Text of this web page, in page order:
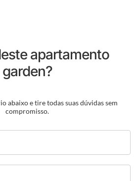
apartamento
garden?
abaixo e tire todas suas dúvidas sem
compromisso.